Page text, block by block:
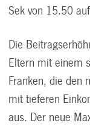
Sek von 15.50
Die
Eltern mit einem
Franken, die den
mit tieferen
aus. Der neue